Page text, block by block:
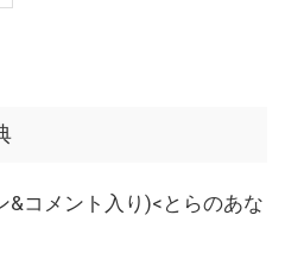
&コメント入り)<とらのあな